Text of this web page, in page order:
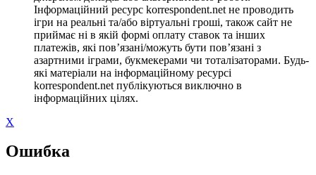
Інформаційний ресурс korrespondent.net не проводить
ігри на реальні та/або віртуальні гроші, також сайт не
приймає ні в якій формі оплату ставок та інших
платежів, які пов’язані/можуть бути пов’язані з
азартними іграми, букмекерами чи тоталізаторами. Будь-
які матеріали на інформаційному ресурсі
korrespondent.net публікуються виключно в
інформаційних цілях.
X
Ошибка